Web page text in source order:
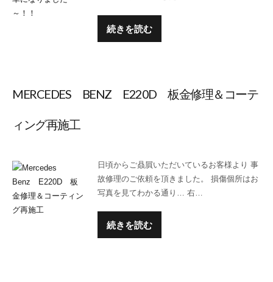
続きを読む
MERCEDES BENZ E220D 板金修理＆コーテ
ィング再施工
日頃からご贔屓いただいているお客様より 事
故修理のご依頼を頂きました。 損傷個所はお
写真を見てわかる通り… 右…
続きを読む